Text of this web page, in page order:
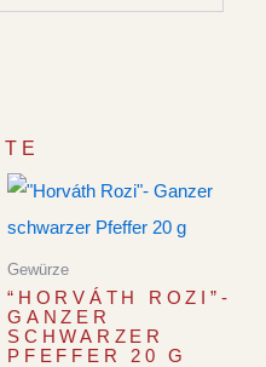
Gewürze
“HORVÁTH ROZI”-
GANZER
SCHWARZER
PFEFFER 20 G